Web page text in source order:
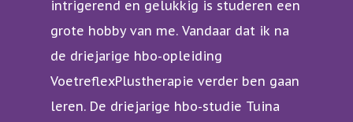
intrigerend en gelukkig is studeren een
grote hobby van me. Vandaar dat ik na
de driejarige hbo-opleiding
VoetreflexPlustherapie verder ben gaan
leren. De driejarige hbo-studie Tuina